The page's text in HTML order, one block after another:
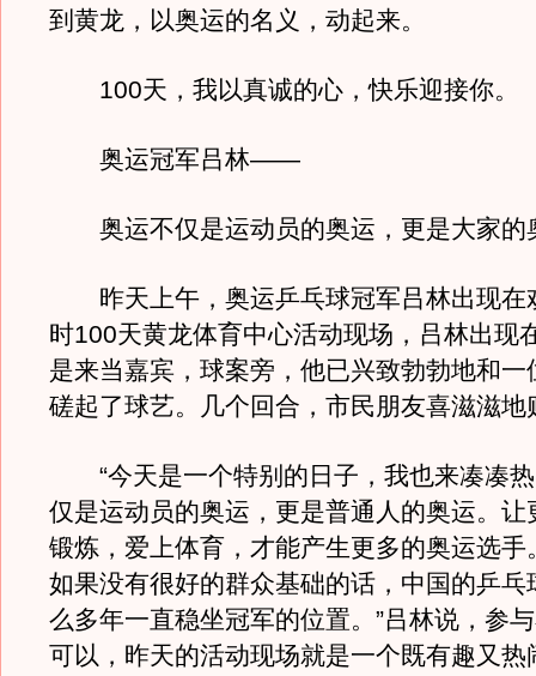
到黄龙，以奥运的名义，动起来。
100天，我以真诚的心，快乐迎接你。
奥运冠军吕林——
奥运不仅是运动员的奥运，更是大家的
昨天上午，奥运乒乓球冠军吕林出现在
时100天黄龙体育中心活动现场，吕林出现
是来当嘉宾，球案旁，他已兴致勃勃地和一
磋起了球艺。几个回合，市民朋友喜滋滋地
“今天是一个特别的日子，我也来凑凑热
仅是运动员的奥运，更是普通人的奥运。让
锻炼，爱上体育，才能产生更多的奥运选手
如果没有很好的群众基础的话，中国的乒乓
么多年一直稳坐冠军的位置。”吕林说，参
可以，昨天的活动现场就是一个既有趣又热